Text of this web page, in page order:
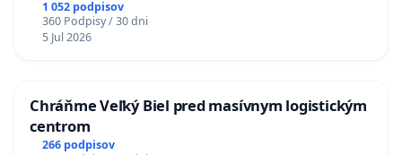
1 052 podpisov
360 Podpisy / 30 dni
5 Jul 2026
Chráňme Veľký Biel pred masívnym logistickým
centrom
266 podpisov